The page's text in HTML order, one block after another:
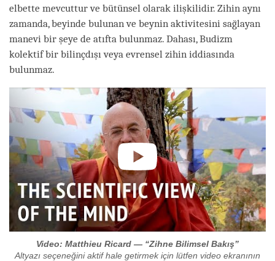
elbette mevcuttur ve bütünsel olarak ilişkilidir. Zihin aynı
zamanda, beyinde bulunan ve beynin aktivitesini sağlayan
manevi bir şeye de atıfta bulunmaz. Dahası, Budizm
kolektif bir bilinçdışı veya evrensel zihin iddiasında
bulunmaz.
Video: Matthieu Ricard — “Zihne Bilimsel Bakış”
Altyazı seçeneğini aktif hale getirmek için lütfen video ekranının